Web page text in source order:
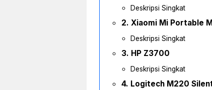
Deskripsi Singkat
2. Xiaomi Mi Portable
Deskripsi Singkat
3. HP Z3700
Deskripsi Singkat
4. Logitech M220